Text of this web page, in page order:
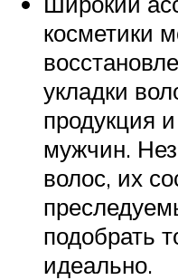
косметики
укладки
продукция
мужчин.
волос, их
подобрать
идеально.